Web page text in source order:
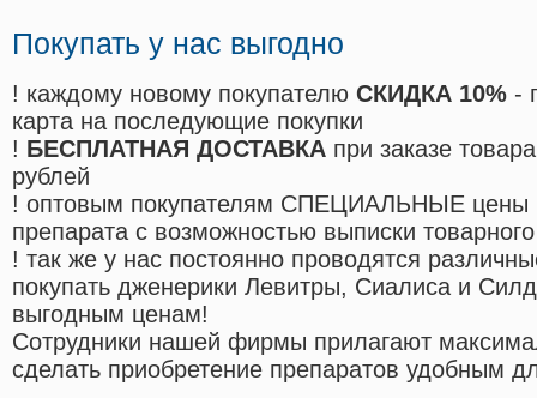
Покупать у нас выгодно
! каждому новому покупателю СКИДКА 10% -
карта на последующие покупки
! БЕСПЛАТНАЯ ДОСТАВКА при заказе
рублей
! оптовым покупателям СПЕЦИАЛЬНЫЕ цены
препарата с возможностью выписки
! так же у нас постоянно проводятся
покупать дженерики Левитры, Сиалиса и
выгодным ценам!
Cотрудники нашей фирмы прилагают
сделать приобретение препаратов удобным